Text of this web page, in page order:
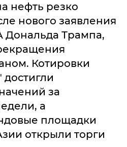
нефть резко
нового заявления
Трампа,
Котировки
достигли
за
а
площадки
открыли торги